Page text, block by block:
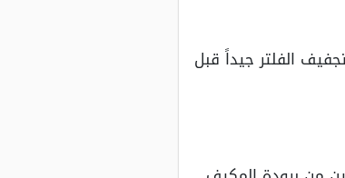
الفلتر جيداً قبل